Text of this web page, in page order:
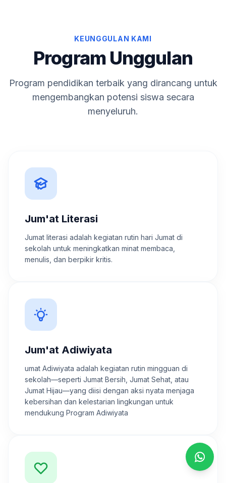
KEUNGGULAN KAMI
Program Unggulan
Program pendidikan terbaik yang dirancang untuk
mengembangkan potensi siswa secara
menyeluruh.
Jum'at Literasi
Jumat literasi adalah kegiatan rutin hari Jumat di
sekolah untuk meningkatkan minat membaca,
menulis, dan berpikir kritis.
Jum'at Adiwiyata
umat Adiwiyata adalah kegiatan rutin mingguan di
sekolah—seperti Jumat Bersih, Jumat Sehat, atau
Jumat Hijau—yang diisi dengan aksi nyata menjaga
kebersihan dan kelestarian lingkungan untuk
mendukung Program Adiwiyata